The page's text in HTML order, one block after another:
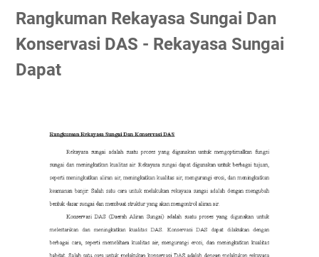
Rangkuman Rekayasa Sungai Dan
Konservasi DAS - Rekayasa Sungai
Dapat